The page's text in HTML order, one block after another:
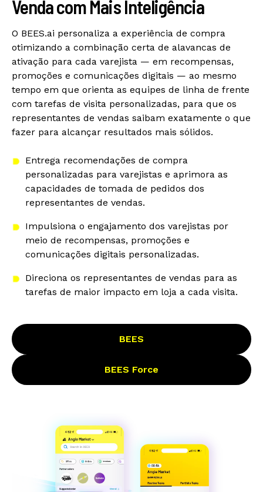
Venda com Mais Inteligência
O BEES.ai personaliza a experiência de compra
otimizando a combinação certa de alavancas de
ativação para cada varejista — em recompensas,
promoções e comunicações digitais — ao mesmo
tempo em que orienta as equipes de linha de frente
com tarefas de visita personalizadas, para que os
representantes de vendas saibam exatamente o que
fazer para alcançar resultados mais sólidos.
Entrega recomendações de compra
personalizadas para varejistas e aprimora as
capacidades de tomada de pedidos dos
representantes de vendas.
Impulsiona o engajamento dos varejistas por
meio de recompensas, promoções e
comunicações digitais personalizadas.
Direciona os representantes de vendas para as
tarefas de maior impacto em loja a cada visita.
BEES
BEES Force